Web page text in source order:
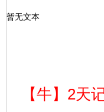
暂无文本
【牛】2天